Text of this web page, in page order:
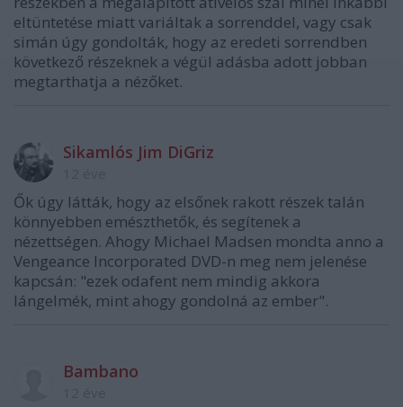
eltüntetése miatt variáltak a sorrenddel, vagy csak
simán úgy gondolták, hogy az eredeti sorrendben
következő részeknek a végül adásba adott jobban
megtarthatja a nézőket.
Sikamlós Jim DiGriz
Ők úgy látták, hogy az elsőnek rakott részek talán
könnyebben emészthetők, és segítenek a
nézettségen. Ahogy Michael Madsen mondta anno a
Vengeance Incorporated DVD-n meg nem jelenése
kapcsán: "ezek odafent nem mindig akkora
lángelmék, mint ahogy gondolná az ember".
Bambano